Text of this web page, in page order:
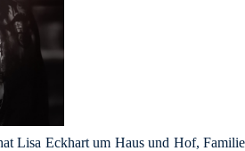
Lisa Eckhart um Haus und Hof, Familie